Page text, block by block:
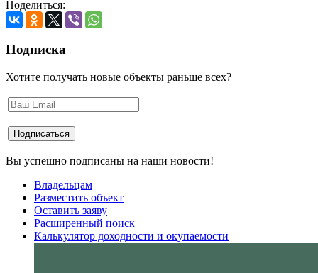
Поделиться:
Подписка
Хотите получать новые объекты раньше всех?
Вы успешно подписаны на наши новости!
Владельцам
Разместить объект
Оставить заяву
Расширенный поиск
Калькулятор доходности и окупаемости